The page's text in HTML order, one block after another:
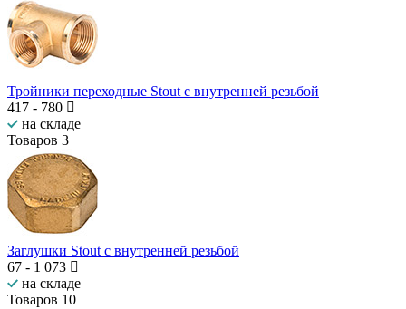
Тройники переходные Stout с внутренней резьбой
417 - 780
на складе
Товаров 3
Заглушки Stout с внутренней резьбой
67 - 1 073
на складе
Товаров 10